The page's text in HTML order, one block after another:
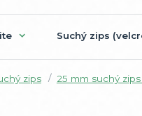
Suchý zips
zips 25 mm suchý